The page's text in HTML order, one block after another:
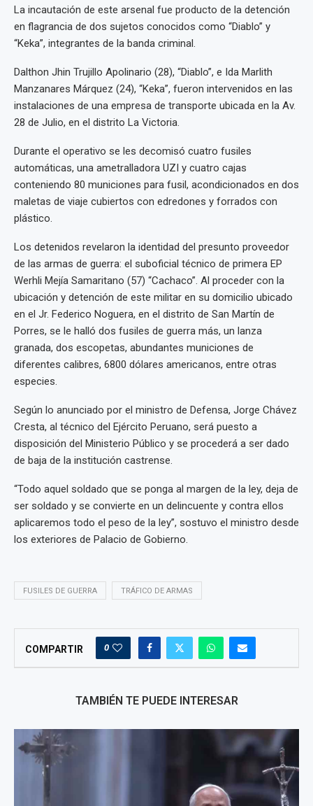
La incautación de este arsenal fue producto de la detención
en flagrancia de dos sujetos conocidos como “Diablo” y
“Keka”, integrantes de la banda criminal.
Dalthon Jhin Trujillo Apolinario (28), “Diablo”, e Ida Marlith
Manzanares Márquez (24), “Keka”, fueron intervenidos en las
instalaciones de una empresa de transporte ubicada en la Av.
28 de Julio, en el distrito La Victoria.
Durante el operativo se les decomisó cuatro fusiles
automáticas, una ametralladora UZI y cuatro cajas
conteniendo 80 municiones para fusil, acondicionados en dos
maletas de viaje cubiertos con edredones y forrados con
plástico.
Los detenidos revelaron la identidad del presunto proveedor
de las armas de guerra: el suboficial técnico de primera EP
Werhli Mejía Samaritano (57) “Cachaco”. Al proceder con la
ubicación y detención de este militar en su domicilio ubicado
en el Jr. Federico Noguera, en el distrito de San Martín de
Porres, se le halló dos fusiles de guerra más, un lanza
granada, dos escopetas, abundantes municiones de
diferentes calibres, 6800 dólares americanos, entre otras
especies.
Según lo anunciado por el ministro de Defensa, Jorge Chávez
Cresta, al técnico del Ejército Peruano, será puesto a
disposición del Ministerio Público y se procederá a ser dado
de baja de la institución castrense.
“Todo aquel soldado que se ponga al margen de la ley, deja de
ser soldado y se convierte en un delincuente y contra ellos
aplicaremos todo el peso de la ley”, sostuvo el ministro desde
los exteriores de Palacio de Gobierno.
FUSILES DE GUERRA TRÁFICO DE ARMAS
COMPARTIR 0
TAMBIÉN TE PUEDE INTERESAR